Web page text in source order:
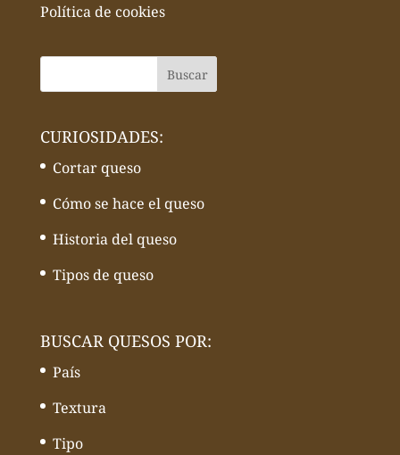
Política de cookies
CURIOSIDADES:
Cortar queso
Cómo se hace el queso
Historia del queso
Tipos de queso
BUSCAR QUESOS POR:
País
Textura
Tipo